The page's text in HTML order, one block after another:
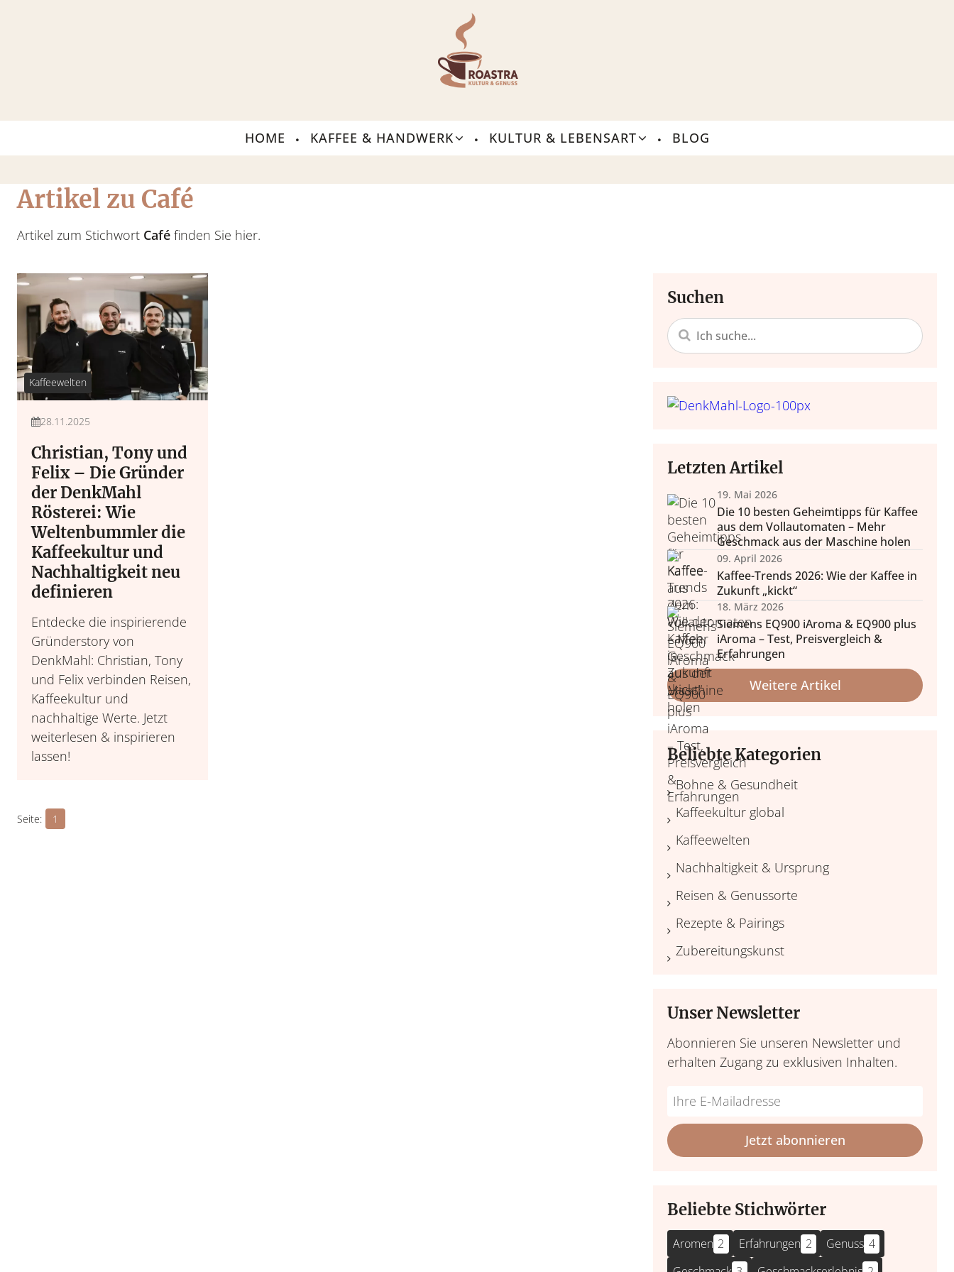
HOME KAFFEE & HANDWERK
Sorten, Röstungen & Herkunft entdecken
Nachhaltigkeit & Ursprung
Fairer Anbau, Umwelt & Verantwortung
KULTUR & LEBENSART
Traditionen, Rituale & Cafés rund um die Welt
BLOG
Artikel zu Café
Artikel zum Stichwort Café finden Sie hier.
Kaffeewelten
28.11.2025
Christian, Tony und
Felix – Die Gründer
der DenkMahl
Rösterei: Wie
Weltenbummler die
Kaffeekultur und
Nachhaltigkeit neu
definieren
Entdecke die inspirierende
Gründerstory von
DenkMahl: Christian, Tony
und Felix verbinden Reisen,
Kaffeekultur und
nachhaltige Werte. Jetzt
weiterlesen & inspirieren
lassen!
1
Suchen
Letzten Artikel
19. Mai 2026
Die 10 besten Geheimtipps für Kaffee
aus dem Vollautomaten – Mehr
Geschmack aus der Maschine holen
09. April 2026
Kaffee-Trends 2026: Wie der Kaffee in
Zukunft „kickt“
18. März 2026
Siemens EQ900 iAroma & EQ900 plus
iAroma – Test, Preisvergleich &
Erfahrungen
Weitere Artikel
Beliebte Kategorien
Bohne & Gesundheit
Kaffeekultur global
Kaffeewelten
Nachhaltigkeit & Ursprung
Reisen & Genussorte
Rezepte & Pairings
Zubereitungskunst
Unser Newsletter
Abonnieren Sie unseren Newsletter und
erhalten Zugang zu exklusiven Inhalten.
Do
fill
this
*Ihre
Mailadresse:
Jetzt abonnieren
Beliebte Stichwörter
Aromen 2 Erfahrungen 2 Genuss 4